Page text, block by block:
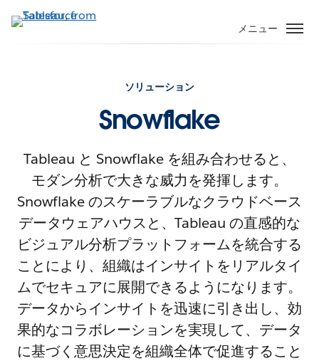
メニュー
ソリューション
Snowflake
Tableau と Snowflake を組み合わせると、
モダン分析で大きな威力を発揮します。
Snowflake のスケーラブルなクラウドベース
データウェアハウスと、Tableau の直感的な
ビジュアル分析プラットフォームを統合する
ことにより、組織はインサイトをリアルタイ
ムでセキュアに展開できるようになります。
データからインサイトを迅速に引き出し、効
果的なコラボレーションを実現して、データ
に基づく意思決定を組織全体で促進すること